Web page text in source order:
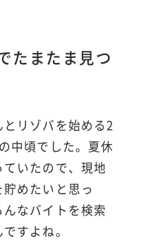
たまたま見つ
リゾバを始める2
中頃でした。夏休
いたので、現地
めたいと思っ
なバイトを検索
すよね。